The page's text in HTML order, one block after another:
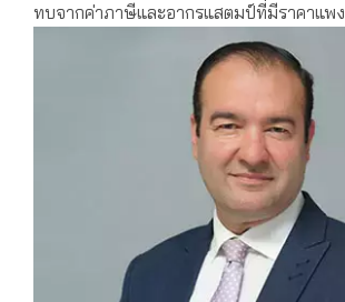
ทบจากค่าภาษีและอากรแสตมป์ที่มีราคาแพง